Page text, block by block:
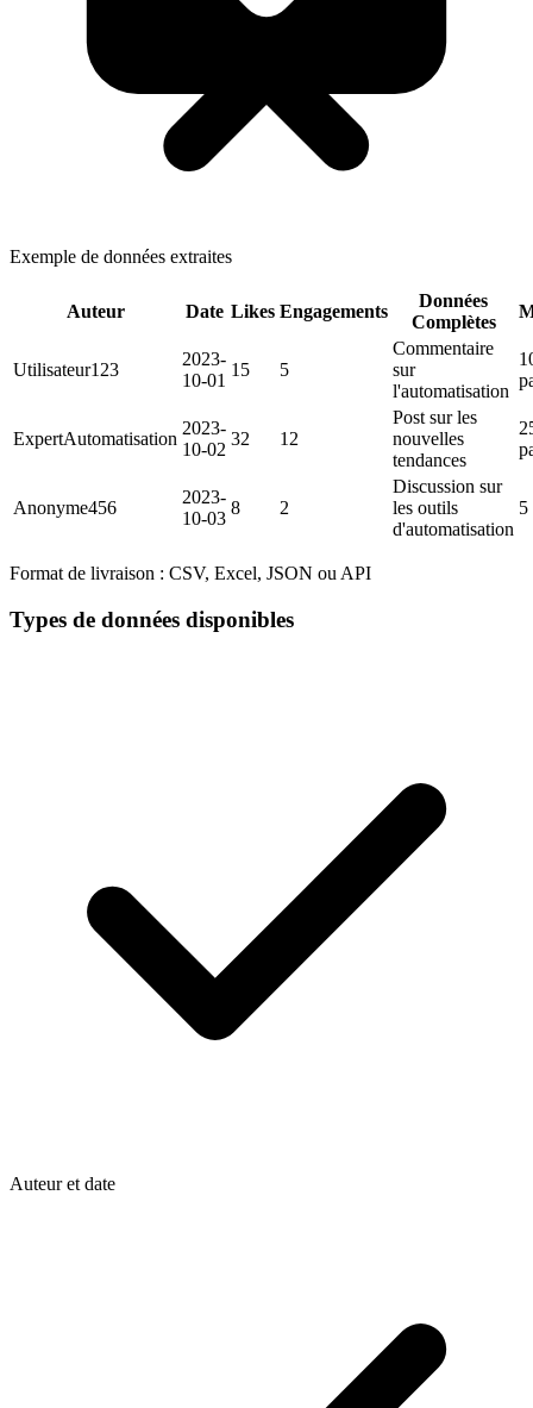
Exemple de données extraites
Auteur Date Likes Engagements
Données
Complètes
Utilisateur123
2023-
10-01
15 5
Commentaire
sur
l'automatisation
ExpertAutomatisation
2023-
10-02
32 12
Post sur les
nouvelles
tendances
Anonyme456
2023-
10-03
8 2
Discussion sur
les outils
d'automatisation
5
Format de livraison : CSV, Excel, JSON ou API
Types de données disponibles
Auteur et date